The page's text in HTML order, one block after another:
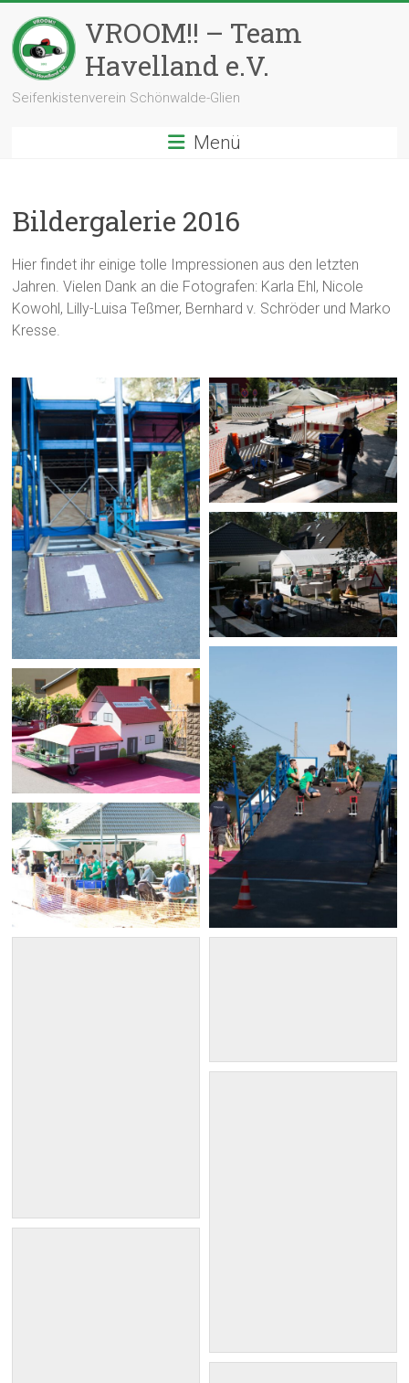
Inhalt
springen
VROOM!! – Team
Havelland e.V.
Seifenkistenverein Schönwalde-Glien
Menü
Bildergalerie 2016
Hier findet ihr einige tolle Impressionen aus den letzten
Jahren. Vielen Dank an die Fotografen: Karla Ehl, Nicole
Kowohl, Lilly-Luisa Teßmer, Bernhard v. Schröder und Marko
Kresse.